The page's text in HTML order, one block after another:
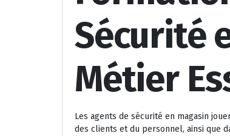
Sécurité
Métier
Les agents de sécurité en magasin
des clients et du personnel, ainsi que